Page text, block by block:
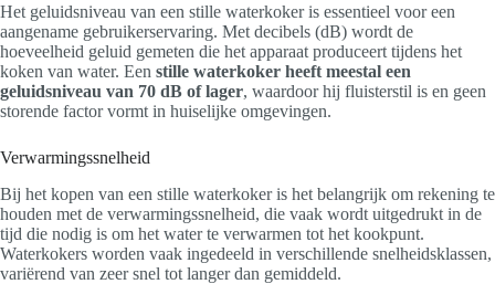
Het geluidsniveau van een stille waterkoker is essentieel voor een
aangename gebruikerservaring. Met decibels (dB) wordt de
hoeveelheid geluid gemeten die het apparaat produceert tijdens het
koken van water. Een stille waterkoker heeft meestal een
geluidsniveau van 70 dB of lager, waardoor hij fluisterstil is en geen
storende factor vormt in huiselijke omgevingen.
Verwarmingssnelheid
Bij het kopen van een stille waterkoker is het belangrijk om rekening te
houden met de verwarmingssnelheid, die vaak wordt uitgedrukt in de
tijd die nodig is om het water te verwarmen tot het kookpunt.
Waterkokers worden vaak ingedeeld in verschillende snelheidsklassen,
variërend van zeer snel tot langer dan gemiddeld.